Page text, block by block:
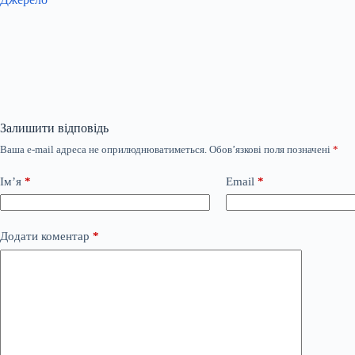
Залишити відповідь
Ваша e-mail адреса не оприлюднюватиметься. Обов’язкові поля позначені *
Ім’я * Email *
Додати коментар *